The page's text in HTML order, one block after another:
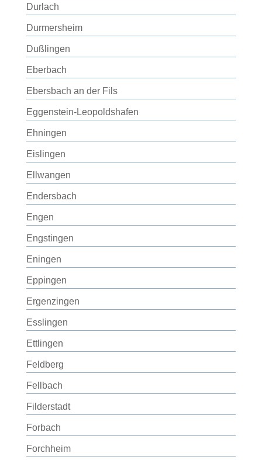
Durlach
Durmersheim
Dußlingen
Eberbach
Ebersbach an der Fils
Eggenstein-Leopoldshafen
Ehningen
Eislingen
Ellwangen
Endersbach
Engen
Engstingen
Eningen
Eppingen
Ergenzingen
Esslingen
Ettlingen
Feldberg
Fellbach
Filderstadt
Forbach
Forchheim